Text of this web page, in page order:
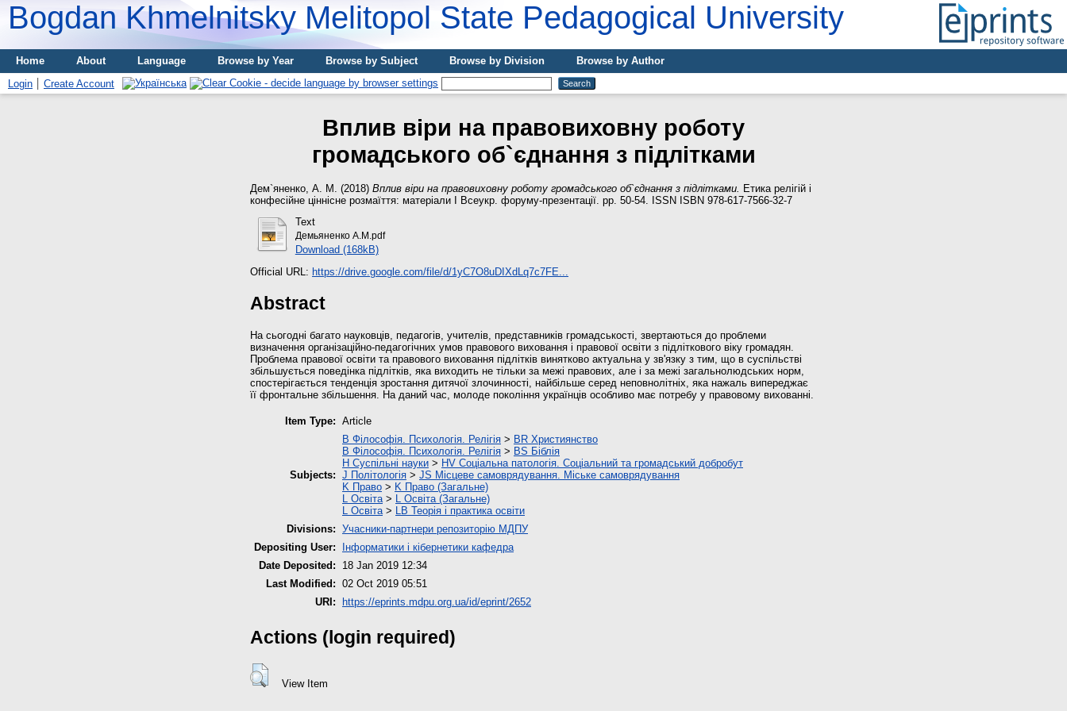
Bogdan Khmelnitsky Melitopol State Pedagogical University
Home About Language Browse by Year Browse by Subject Browse by Division
Browse by Author
Login
Create Account
Вплив віри на правовиховну роботу
громадського об`єднання з підлітками
Дем`яненко, А. М. (2018) Вплив віри на правовиховну роботу громадського об`єднання з підлітками. Етика релігій і
конфесійне ціннісне розмаїття: матеріали І Всеукр. форуму-презентації. pp. 50-54. ISSN ISBN 978-617-7566-32-7
Text
Демьяненко А.М.pdf
Download (168kB)
Official URL: https://drive.google.com/file/d/1yC7O8uDIXdLq7c7FE...
Abstract
На сьогодні багато науковців, педагогів, учителів, представників громадськості, звертаються до проблеми
визначення організаційно-педагогічних умов правового виховання і правової освіти з підліткового віку громадян.
Проблема правової освіти та правового виховання підлітків винятково актуальна у зв'язку з тим, що в суспільстві
збільшується поведінка підлітків, яка виходить не тільки за межі правових, але і за межі загальнолюдських норм,
спостерігається тенденція зростання дитячої злочинності, найбільше серед неповнолітніх, яка нажаль випереджає
її фронтальне збільшення. На даний час, молоде покоління українців особливо має потребу у правовому вихованні.
Item Type: Article
Subjects:
B Філософія. Психологія. Релігія > BR Християнство
B Філософія. Психологія. Релігія > BS Біблія
H Суспільні науки > HV Соціальна патологія. Соціальний та громадський добробут
J Політологія > JS Місцеве самоврядування. Міське самоврядування
K Право > K Право (Загальне)
L Освіта> L Освіта (Загальне)
L Освіта> LB Теорія і практика освіти
Divisions: Учасники-партнери репозиторію МДПУ
Depositing User:
Інформатики і кібернетики кафедра
Date Deposited:
18 Jan 2019 12:34
Last Modified: 02 Oct 2019 05:51
URI:
https://eprints.mdpu.org.ua/id/eprint/2652
Actions (login required)
View Item